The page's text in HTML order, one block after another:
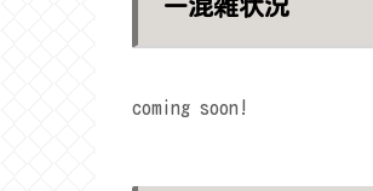
ー混雑状況
coming soon!